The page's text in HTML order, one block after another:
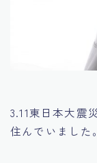
3.11東日本大震
住んでいました。